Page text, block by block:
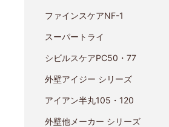
ファインスケアNF-1
スーパートライ
シビルスケアPC50・77
外壁アイジー シリーズ
アイアン半丸105・120
外壁他メーカー シリーズ